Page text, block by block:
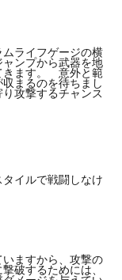
ライフゲージの横
ンプから武器を地
きます。 意外と範
まるのを待ちまし
攻撃するチャンス
イルで戦闘しなけ
ますから、攻撃の
破するためには、